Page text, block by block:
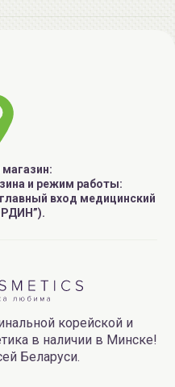
и режим работы:
вход медицинский
корейской и
в наличии в Минске!
Беларуси.